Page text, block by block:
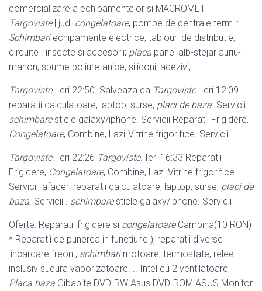
comercializare a echipamentelor si MACROMET –
Targoviste| jud. congelatoare, pompe de centrale term ::
Schimbariechipamente electrice, tablouri de distributie,
circuite . insecte si accesorii; placa panel alb-stejar auriu-
mahon; spume poliuretanice, siliconi, adezivi;
Targoviste. Ieri 22:50. Salveaza ca Targoviste. Ieri 12:09 .
reparatii calculatoare, laptop, surse, placi de baza. Servicii
schimbaresticle galaxy/iphone. Servicii Reparatii Frigidere,
Congelatoare, Combine, Lazi-Vitrine frigorifice. Servicii
Targoviste. Ieri 22:26 Targoviste. Ieri 16:33 Reparatii
Frigidere, Congelatoare, Combine, Lazi-Vitrine frigorifice.
Servicii, afaceri reparatii calculatoare, laptop, surse, placi de
baza. Servicii . schimbaresticle galaxy/iphone. Servicii
Oferte: Reparatii frigidere si congelatoareCampina(10 RON)
* Reparatii de punerea in functiune ), reparatii diverse
:incarcare freon , schimbarimotoare, termostate, relee,
inclusiv sudura vaporizatoare. .. Intel cu 2 ventilatoare
Placa baza Gibabite DVD-RW Asus DVD-ROM ASUS Monitor